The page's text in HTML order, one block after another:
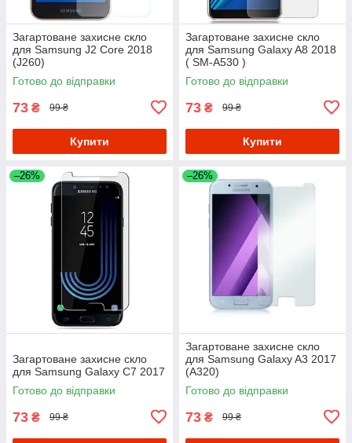
Загартоване захисне скло
для Samsung J2 Core 2018
(J260)
Готово до відправки
73 ₴ 99 ₴
Купити
Загартоване захисне скло
для Samsung Galaxy A8 2018
( SM-A530 )
Готово до відправки
73 ₴ 99 ₴
Купити
–26%
Загартоване захисне скло
для Samsung Galaxy C7 2017
Готово до відправки
73 ₴ 99 ₴
–26%
Загартоване захисне скло
для Samsung Galaxy A3 2017
(A320)
Готово до відправки
73 ₴ 99 ₴